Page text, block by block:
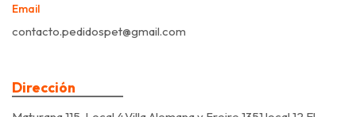
Email
contacto.pedidospet@gmail.com
Dirección